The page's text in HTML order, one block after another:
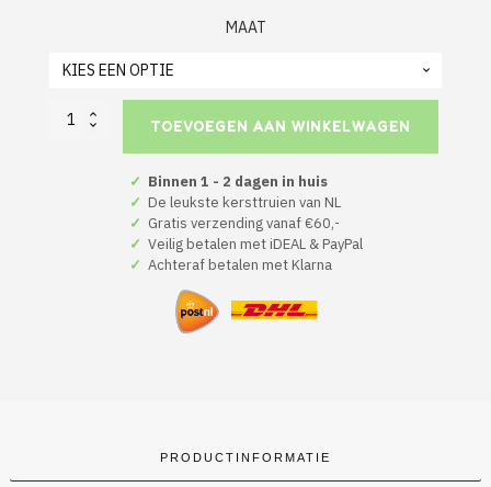
MAAT
Foute
TOEVOEGEN AAN WINKELWAGEN
✓ Binnen 1 - 2 dagen in huis
✓ De leukste kersttruien van NL
✓ Gratis verzending vanaf €60,-
✓ Veilig betalen met iDEAL & PayPal
✓ Achteraf betalen met Klarna
PRODUCTINFORMATIE